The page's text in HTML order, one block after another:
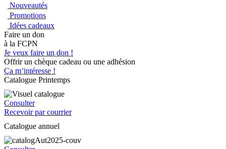
Nouveautés
Promotions
Idées cadeaux
Faire un don
à la FCPN
Je veux faire un don !
Offrir un chèque cadeau ou une adhésion
Ça m’intéresse !
Catalogue Printemps
Consulter
Recevoir par courrier
Catalogue annuel